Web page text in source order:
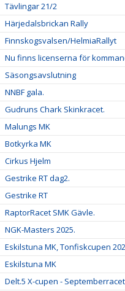
Tävlingar 21/2
Härjedalsbrickan Rally
Finnskogsvalsen/HelmiaRallyt
Nu finns licenserna för
Säsongsavslutning
NNBF gala.
Gudruns Chark Skinkracet.
Malungs MK
Botkyrka MK
Cirkus Hjelm
Gestrike RT dag2.
Gestrike RT
RaptorRacet SMK Gävle.
NGK-Masters 2025.
Eskilstuna MK, Tonfiskcupen
Eskilstuna MK
Delt.5 X-cupen -